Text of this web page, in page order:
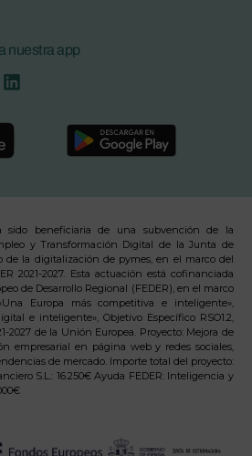
nuestra app
sido beneficiaria de una subvención de la
y Transformación Digital de la Junta de
de la digitalización de pymes, en el marco del
2021-2027. Esta actuación está cofinanciada
de Desarrollo Regional (FEDER), en el marco
Europa más competitiva e inteligente»,
e inteligente», Objetivo Específico RSO1.2,
2027 de la Unión Europea. Proyecto: Mejora de
empresarial en página web y redes sociales,
de mercado. Importe total del proyecto:
S.L.: 16.250€ Ayuda FEDER: Inteligencia y